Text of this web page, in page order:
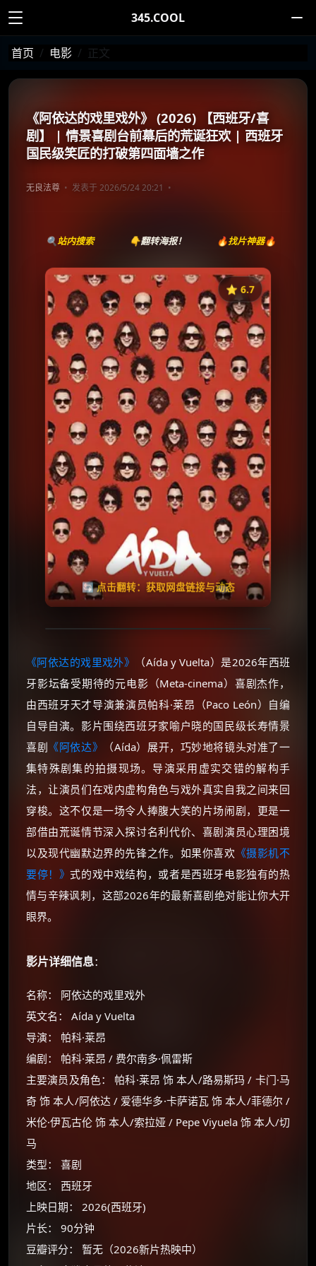
345.COOL
首页 电影 正文
《阿依达的戏里戏外》 (2026) 【西班牙/喜
剧】 | 情景喜剧台前幕后的荒诞狂欢 | 西班牙
国民级笑匠的打破第四面墙之作
无良法尊 发表于 2026/5/24 20:21
🔍站内搜索 👇翻转海报！ 🔥找片神器🔥
⭐️ 6.7
🔄 点击翻转：获取网盘链接与动态
《阿依达：电影版》
⭐
收藏
⭐️ 评分：6.7 | 🎬 2026年
夸克网盘
百度网盘
失效请反馈
🧧️
天天领红包
《阿依达的戏里戏外》
（Aída y Vuelta）是2026年西班
牙影坛备受期待的元电影（Meta-cinema）喜剧杰作，
由西班牙天才导演兼演员帕科·莱昂（Paco León）自编
自导自演。影片围绕西班牙家喻户晓的国民级长寿情景
喜剧 《阿依达》
（Aída）展开，巧妙地将镜头对准了一
集特殊剧集的拍摄现场。导演采用虚实交错的解构手
法，让演员们在戏内虚构角色与戏外真实自我之间来回
穿梭。这不仅是一场令人捧腹大笑的片场闹剧，更是一
部借由荒诞情节深入探讨名利代价、喜剧演员心理困境
以及现代幽默边界的先锋之作。如果你喜欢 《摄影机不
要停！》式的戏中戏结构，或者是西班牙电影独有的热
情与辛辣讽刺，这部2026年的最新喜剧绝对能让你大开
眼界。
影片详细信息：
名称： 阿依达的戏里戏外
英文名： Aída y Vuelta
导演： 帕科·莱昂
编剧： 帕科·莱昂 / 费尔南多·佩雷斯
主要演员及角色： 帕科·莱昂 饰 本人/路易斯玛 / 卡门·马
奇 饰 本人/阿依达 / 爱德华多·卡萨诺瓦 饰 本人/菲德尔 /
米伦·伊瓦古伦 饰 本人/索拉娅 / Pepe Viyuela 饰 本人/切
马
类型： 喜剧
地区： 西班牙
上映日期： 2026(西班牙)
片长： 90分钟
豆瓣评分： 暂无（2026新片热映中）